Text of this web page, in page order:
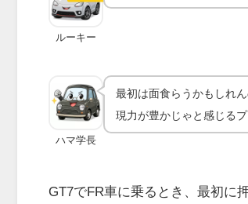
ルーキー
ハマ学長
最初は面食らうかもしれ
現力が豊かじゃと感じる
GT7でFR車に乗るとき、最初に